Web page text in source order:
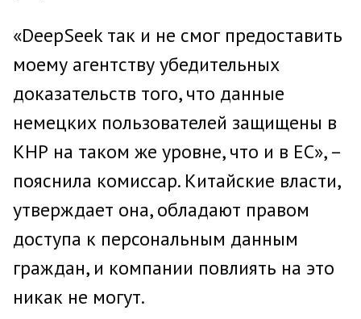
«DeepSeek так и не смог предоставить
моему агентству убедительных
доказательств того, что данные
немецких пользователей защищены в
КНР на таком же уровне, что и в ЕС», –
пояснила комиссар. Китайские власти,
утверждает она, обладают правом
доступа к персональным данным
граждан, и компании повлиять на это
никак не могут.